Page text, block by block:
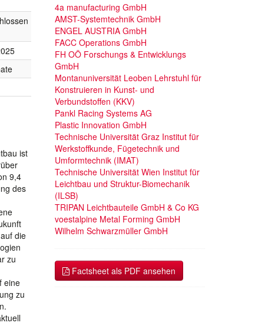
ist
9,4
des
die
zu
eine
zu
4a manufacturing GmbH
AMST-Systemtechnik GmbH
ENGEL AUSTRIA GmbH
FACC Operations GmbH
FH OÖ Forschungs & Entwicklungs
GmbH
Montanuniversität Leoben Lehrstuhl für
Konstruieren in Kunst- und
Verbundstoffen (KKV)
Pankl Racing Systems AG
Plastic Innovation GmbH
Technische Universität Graz Institut für
Werkstoffkunde, Fügetechnik und
Umformtechnik (IMAT)
Technische Universität Wien Institut für
Leichtbau und Struktur-Biomechanik
(ILSB)
TRIPAN Leichtbauteile GmbH & Co KG
voestalpine Metal Forming GmbH
Wilhelm Schwarzmüller GmbH
Factsheet als PDF ansehen